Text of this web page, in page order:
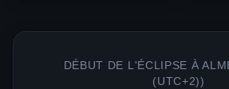
DÉBUT DE L'ÉCLIPSE À
(UTC+2))